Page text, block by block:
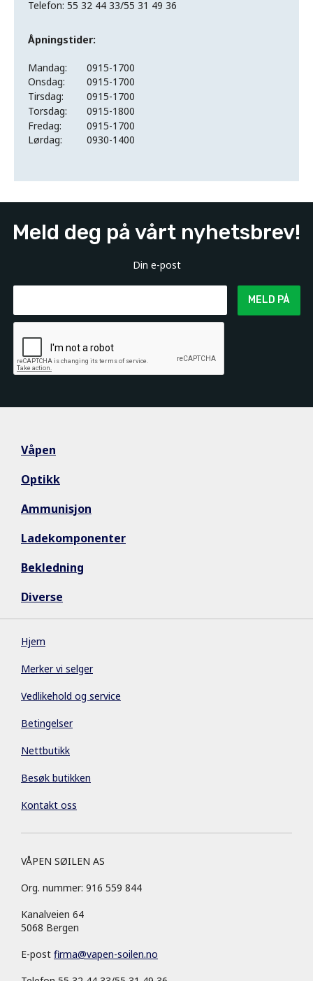
Telefon: 55 32 44 33/55 31 49 36
Åpningstider:
Mandag:
0915-1700
Onsdag:
0915-1700
Tirsdag:
0915-1700
Torsdag:
0915-1800
Fredag:
0915-1700
Lørdag:
0930-1400
Meld deg på vårt nyhetsbrev!
Din e-post
MELD PÅ
Våpen
Optikk
Ammunisjon
Ladekomponenter
Bekledning
Diverse
Hjem
Merker vi selger
Vedlikehold og service
Betingelser
Nettbutikk
Besøk butikken
Kontakt oss
VÅPEN SØILEN AS
Org. nummer: 916 559 844
Kanalveien 64
5068 Bergen
E-post firma@vapen-soilen.no